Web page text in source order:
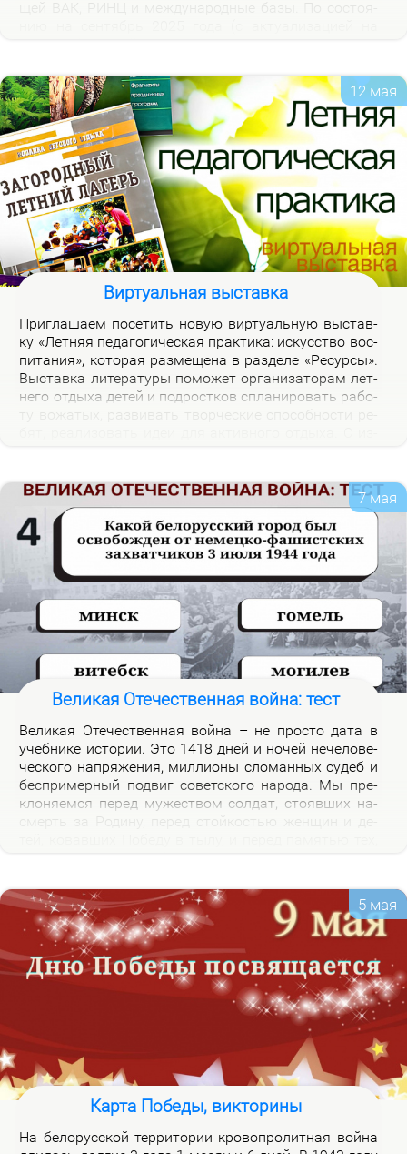
12 мая
Виртуальная выставка
При­гла­ша­ем по­се­тить но­вую вир­ту­аль­ную вы­став­
ку «Лет­няя пе­да­го­ги­че­ская прак­ти­ка: ис­кус­ство вос­
пи­та­ния», ко­то­рая раз­ме­ще­на в раз­де­ле «Ре­сур­сы».
Вы­став­ка ли­те­ра­ту­ры по­мо­жет ор­га­ни­за­то­рам лет­
не­го от­ды­ха де­тей и под­рост­ков спла­ни­ро­вать ра­бо­
вер­си­те­та.
7 мая
Великая Отечественная война: тест
Ве­ли­кая Оте­че­ствен­ная вой­на – не про­сто да­та в
учеб­ни­ке ис­то­рии. Это 1418 дней и но­чей нече­ло­ве­
че­ско­го на­пря­же­ния, мил­ли­о­ны сло­ман­ных су­деб и
бес­при­мер­ный по­двиг со­вет­ско­го на­ро­да. Мы пре­
кло­ня­ем­ся пе­ред му­же­ством сол­дат, сто­яв­ших на­
ям.
5 мая
Карта Победы, викторины
На бе­ло­рус­ской тер­ри­то­рии кро­во­про­лит­ная вой­на